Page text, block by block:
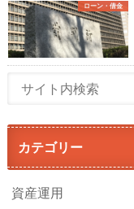
ローン・借金
カテゴリー
資産運用